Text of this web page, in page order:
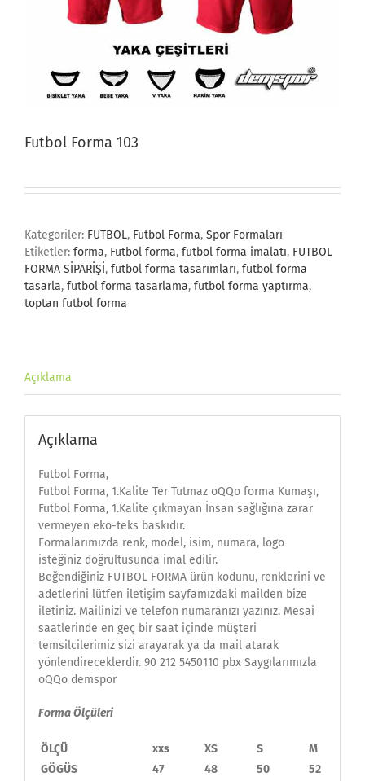
Futbol Forma 103
Kategoriler: FUTBOL, Futbol Forma, Spor Formaları
Etiketler: forma, Futbol forma, futbol forma imalatı, FUTBOL
FORMA SİPARİŞİ, futbol forma tasarımları, futbol forma
tasarla, futbol forma tasarlama, futbol forma yaptırma,
toptan futbol forma
Açıklama
Açıklama
Futbol Forma,
Futbol Forma, 1.Kalite Ter Tutmaz oQQo forma Kumaşı,
Futbol Forma, 1.Kalite çıkmayan İnsan sağlığına zarar
vermeyen eko-teks baskıdır.
Formalarımızda renk, model, isim, numara, logo
isteğiniz doğrultusunda imal edilir.
Beğendiğiniz FUTBOL FORMA ürün kodunu, renklerini ve
adetlerini lütfen iletişim sayfamızdaki mailden bize
iletiniz. Mailinizi ve telefon numaranızı yazınız. Mesai
saatlerinde en geç bir saat içinde müşteri
temsilcilerimiz sizi arayarak ya da mail atarak
yönlendireceklerdir. 90 212 5450110 pbx Saygılarımızla
oQQo demspor
Forma Ölçüleri
ÖLÇÜ xxs XS S M
GÖGÜS
47 48 50 52